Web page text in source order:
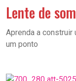
Lente de
Aprenda a construir
um ponto